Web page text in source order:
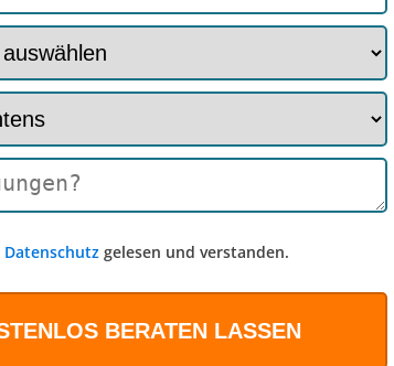
Datenschutzgelesen und verstanden.